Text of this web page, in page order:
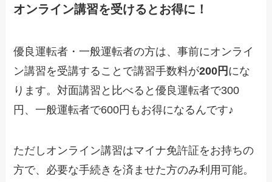
オンライン講習を受けるとお得に！
優良運転者・一般運転者の方は、事前にオンライ
ン講習を受講することで講習手数料が200円 にな
ります。対面講習と比べると優良運転者で300
円、一般運転者で600円もお得になるんです♪
ただしオンライン講習はマイナ免許証をお持ちの
方で、必要な手続きを済ませた方のみ利用可能。